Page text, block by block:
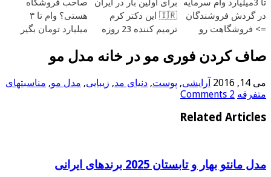
تا 3میلیارد وام سرمایه
در گردش فروشندگان
=> فروشگاهت رو
برای اولین بار در ایران
🇮🇷 این دکتر کرم
ترمیم کننده 23 روزه
صاحب فروشگاه
هستی؟ وام تا ۳
میلیارد تومان بگیر
صاف کردن فوری مو در خانه مدل مو
می 14, 2016 آرایشی ,پوست,دنیای مد,زیبایی ,مدل مو,مناسبتهای
متفرقه 2 Comments
Related Articles
مدل مانتو بهار و تابستان 2025 برندهای ایرانی